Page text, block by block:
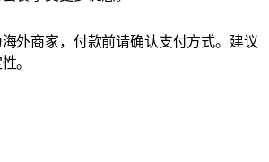
外商家，付款前请确认支付方式。建议
。